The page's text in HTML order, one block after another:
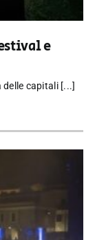
e
delle capitali [...]